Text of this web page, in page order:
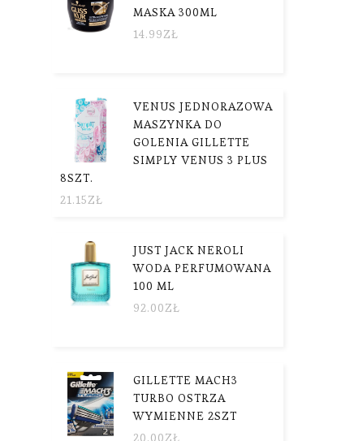
MASKA 300ML
14.99ZŁ
VENUS JEDNORAZOWA
MASZYNKA DO
GOLENIA GILLETTE
SIMPLY VENUS 3 PLUS
8SZT.
21.15ZŁ
JUST JACK NEROLI
WODA PERFUMOWANA
100 ML
92.00ZŁ
GILLETTE MACH3
TURBO OSTRZA
WYMIENNE 2SZT
20.00ZŁ